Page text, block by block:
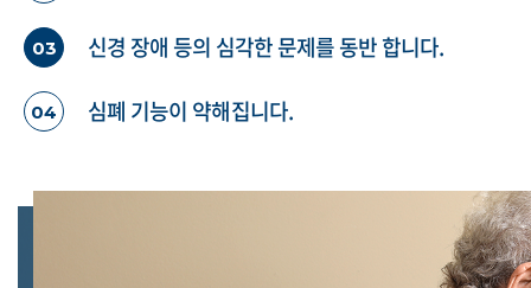
03 신경 장애 등의 심각한 문제를 동반 합니다.
04 심폐 기능이 약해집니다.